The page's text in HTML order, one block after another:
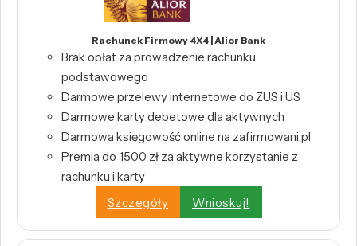
Rachunek Firmowy 4X4 | Alior Bank
Brak opłat za prowadzenie rachunku
podstawowego
Darmowe przelewy internetowe do ZUS i US
Darmowe karty debetowe dla aktywnych
Darmowa księgowość online na zafirmowani.pl
Premia do 1500 zł za aktywne korzystanie z
rachunku i karty
Szczegóły
Wnioskuj!